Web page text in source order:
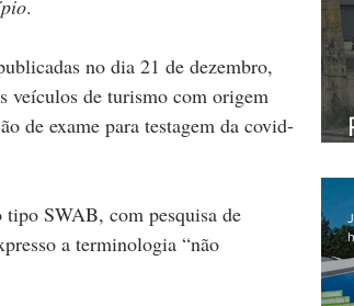
.
no dia 21 de dezembro,
veículos de turismo com origem
de exame para testagem da covid-
SWAB, com pesquisa de
a terminologia “não